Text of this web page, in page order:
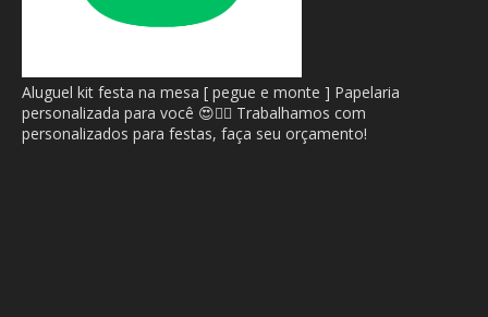
Aluguel kit festa na mesa [ pegue e monte ] Papelaria
personalizada para você 😍🙂‍↔️ Trabalhamos com
personalizados para festas, faça seu orçamento!